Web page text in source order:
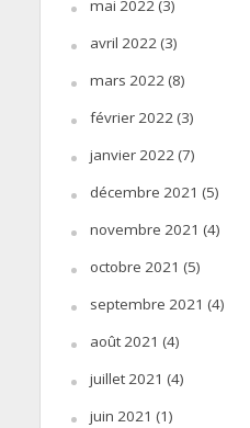
mai 2022(3)
avril 2022(3)
mars 2022(8)
février 2022(3)
janvier 2022(7)
décembre 2021 (5)
novembre 2021 (4)
octobre 2021 (5)
septembre 2021 (4)
août 2021 (4)
juillet 2021 (4)
juin 2021 (1)